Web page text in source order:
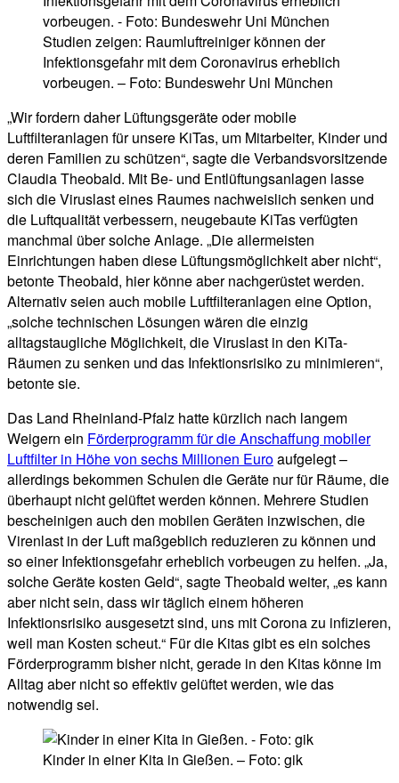
Studien zeigen: Raumluftreiniger können der
Infektionsgefahr mit dem Coronavirus erheblich
vorbeugen. – Foto: Bundeswehr Uni München
„Wir fordern daher Lüftungsgeräte oder mobile
Luftfilteranlagen für unsere KiTas, um Mitarbeiter, Kinder und
deren Familien zu schützen“, sagte die Verbandsvorsitzende
Claudia Theobald. Mit Be- und Entlüftungsanlagen lasse
sich die Viruslast eines Raumes nachweislich senken und
die Luftqualität verbessern, neugebaute KiTas verfügten
manchmal über solche Anlage. „Die allermeisten
Einrichtungen haben diese Lüftungsmöglichkeit aber nicht“,
betonte Theobald, hier könne aber nachgerüstet werden.
Alternativ seien auch mobile Luftfilteranlagen eine Option,
„solche technischen Lösungen wären die einzig
alltagstaugliche Möglichkeit, die Viruslast in den KiTa-
Räumen zu senken und das Infektionsrisiko zu minimieren“,
betonte sie.
Das Land Rheinland-Pfalz hatte kürzlich nach langem
Weigern ein Förderprogramm für die Anschaffung mobiler
Luftfilter in Höhe von sechs Millionen Euroaufgelegt –
allerdings bekommen Schulen die Geräte nur für Räume, die
überhaupt nicht gelüftet werden können. Mehrere Studien
bescheinigen auch den mobilen Geräten inzwischen, die
Virenlast in der Luft maßgeblich reduzieren zu können und
so einer Infektionsgefahr erheblich vorbeugen zu helfen. „Ja,
solche Geräte kosten Geld“, sagte Theobald weiter, „es kann
aber nicht sein, dass wir täglich einem höheren
Infektionsrisiko ausgesetzt sind, uns mit Corona zu infizieren,
weil man Kosten scheut.“ Für die Kitas gibt es ein solches
Förderprogramm bisher nicht, gerade in den Kitas könne im
Alltag aber nicht so effektiv gelüftet werden, wie das
notwendig sei.
Kinder in einer Kita in Gießen. – Foto: gik